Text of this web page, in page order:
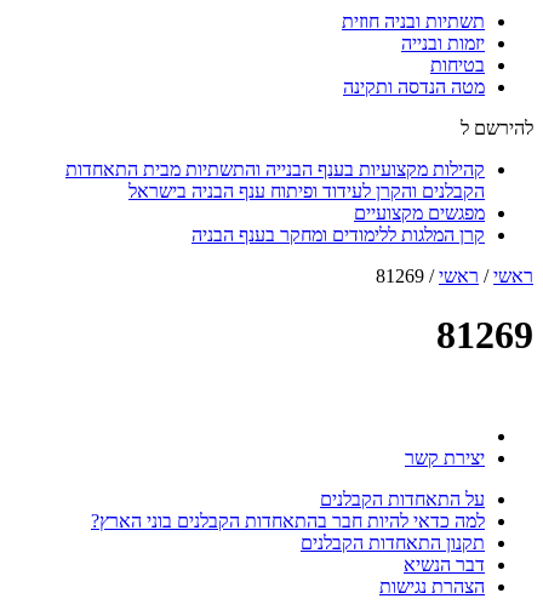
תשתיות ובניה חוזית
יזמות ובנייה
בטיחות
מטה הנדסה ותקינה
להירשם ל
קהילות מקצועיות בענף הבנייה והתשתיות מבית התאחדות
הקבלנים והקרן לעידוד ופיתוח ענף הבניה בישראל
מפגשים מקצועיים
קרן המלגות ללימודים ומחקר בענף הבניה
ראשי/ ראשי/
81269
81269
יצירת קשר
על התאחדות הקבלנים
למה כדאי להיות חבר בהתאחדות הקבלנים בוני הארץ?
תקנון התאחדות הקבלנים
דבר הנשיא
הצהרת נגישות